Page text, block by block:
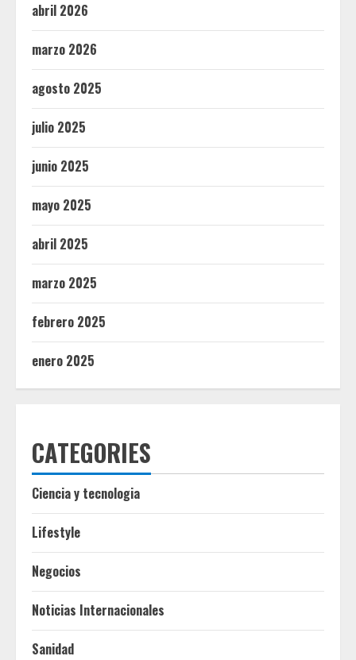
abril 2026
marzo 2026
agosto 2025
julio 2025
junio 2025
mayo 2025
abril 2025
marzo 2025
febrero 2025
enero 2025
CATEGORIES
Ciencia y tecnologia
Lifestyle
Negocios
Noticias Internacionales
Sanidad